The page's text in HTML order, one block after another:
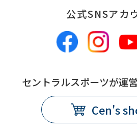
公式SNSアカ
セントラルスポーツが運
Cen's